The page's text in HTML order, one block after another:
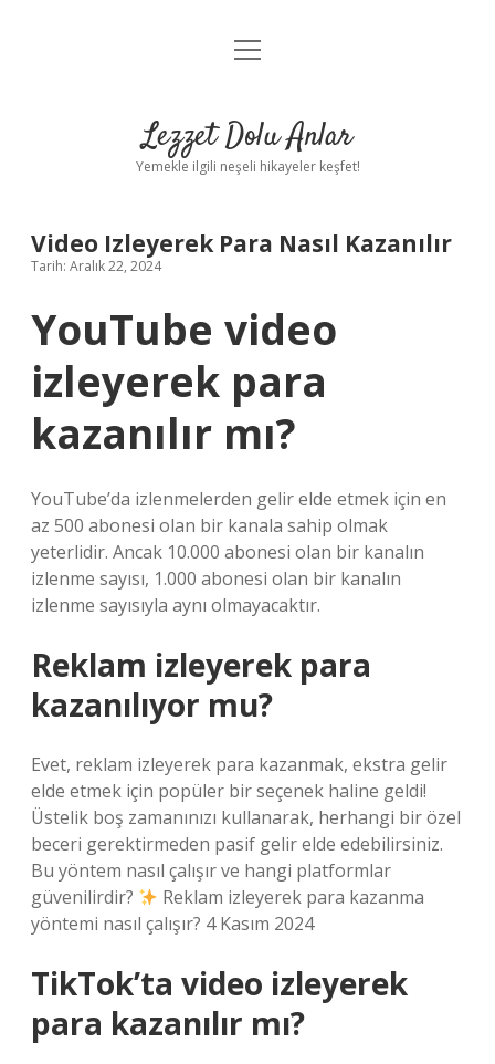
Anasayfa
Yasal Uyarı
menüyü
Lezzet Dolu Anlar
Yemekle ilgili neşeli hikayeler keşfet!
Video Izleyerek Para Nasıl Kazanılır
Tarih: Aralık 22, 2024
YouTube video
izleyerek para
kazanılır mı?
YouTube’da izlenmelerden gelir elde etmek için en
az 500 abonesi olan bir kanala sahip olmak
yeterlidir. Ancak 10.000 abonesi olan bir kanalın
izlenme sayısı, 1.000 abonesi olan bir kanalın
izlenme sayısıyla aynı olmayacaktır.
Reklam izleyerek para
kazanılıyor mu?
Evet, reklam izleyerek para kazanmak, ekstra gelir
elde etmek için popüler bir seçenek haline geldi!
Üstelik boş zamanınızı kullanarak, herhangi bir özel
beceri gerektirmeden pasif gelir elde edebilirsiniz.
Bu yöntem nasıl çalışır ve hangi platformlar
güvenilirdir?
Reklam izleyerek para kazanma
yöntemi nasıl çalışır? 4 Kasım 2024
TikTok’ta video izleyerek
para kazanılır mı?